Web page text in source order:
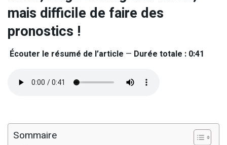
mais difficile de faire des
pronostics !
Écouter le résumé de l’article — Durée totale : 0:41
Sommaire